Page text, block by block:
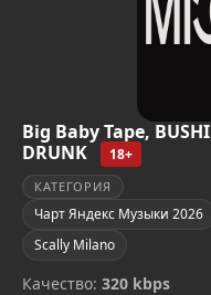
Big Baby Tape,
DRUNK
18+
КАТЕГОРИЯ
Чарт Яндекс Музыки 2026
Scally Milano
Качество: 320 kbps